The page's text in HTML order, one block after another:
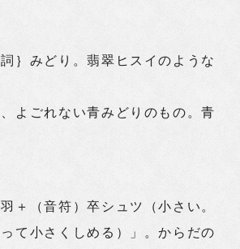
｝みどり。翡翠ヒスイのような
よごれない青みどりのもの。青
＋（音符）卒シュツ（小さい。
て小さくしめる）」。からだの